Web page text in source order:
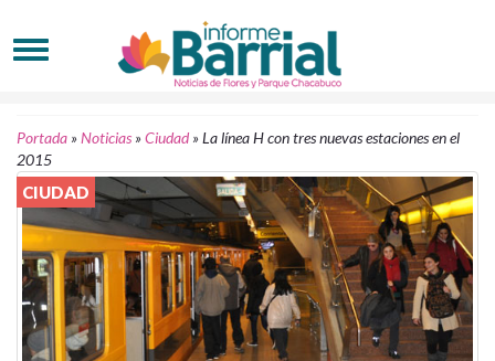
Portada »Noticias »Ciudad»La línea H con tres nuevas estaciones en el
2015
CIUDAD